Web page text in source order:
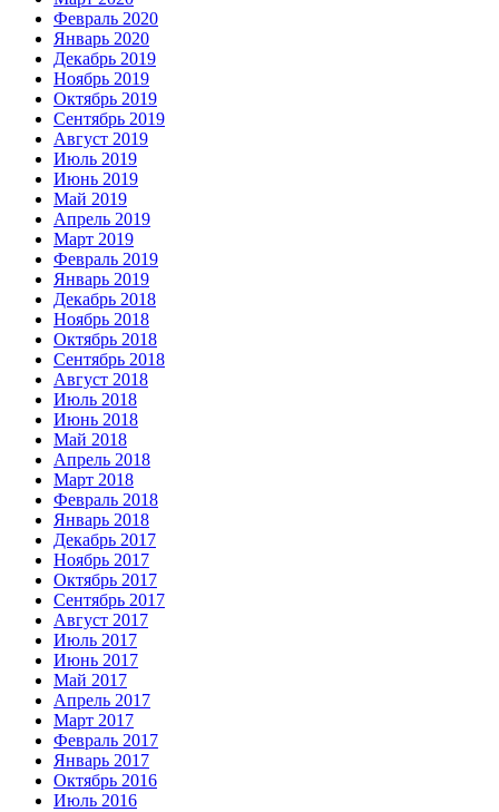
Февраль 2020
Январь 2020
Декабрь 2019
Ноябрь 2019
Октябрь 2019
Сентябрь 2019
Август 2019
Июль 2019
Июнь 2019
Май 2019
Апрель 2019
Март 2019
Февраль 2019
Январь 2019
Декабрь 2018
Ноябрь 2018
Октябрь 2018
Сентябрь 2018
Август 2018
Июль 2018
Июнь 2018
Май 2018
Апрель 2018
Март 2018
Февраль 2018
Январь 2018
Декабрь 2017
Ноябрь 2017
Октябрь 2017
Сентябрь 2017
Август 2017
Июль 2017
Июнь 2017
Май 2017
Апрель 2017
Март 2017
Февраль 2017
Январь 2017
Октябрь 2016
Июль 2016